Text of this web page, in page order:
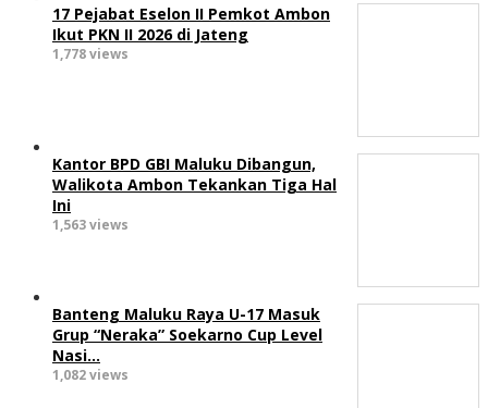
17 Pejabat Eselon II Pemkot Ambon
Ikut PKN II 2026 di Jateng
1,778 views
Kantor BPD GBI Maluku Dibangun,
Walikota Ambon Tekankan Tiga Hal
Ini
1,563 views
Banteng Maluku Raya U-17 Masuk
Grup “Neraka” Soekarno Cup Level
Nasi…
1,082 views